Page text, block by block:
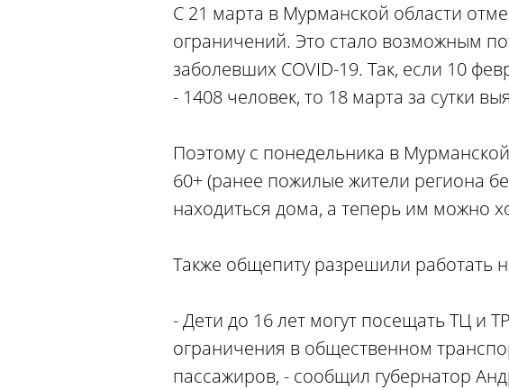
С 21 марта в Мурманской области
ограничений. Это стало возможным
заболевших COVID-19. Так, если 10
- 1408 человек, то 18 марта за сутки
Поэтому с понедельника в
60+ (ранее пожилые жители региона
находиться дома, а теперь им можно
Также общепиту разрешили работать
- Дети до 16 лет могут посещать ТЦ и
ограничения в общественном
пассажиров, - сообщил губернатор